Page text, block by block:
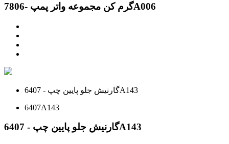
گرم کن مجموعه واتر پمپ -7806A006
گارنيش جلو پايين چپ - 6407A143
6407A143
گارنيش جلو پايين چپ - 6407A143